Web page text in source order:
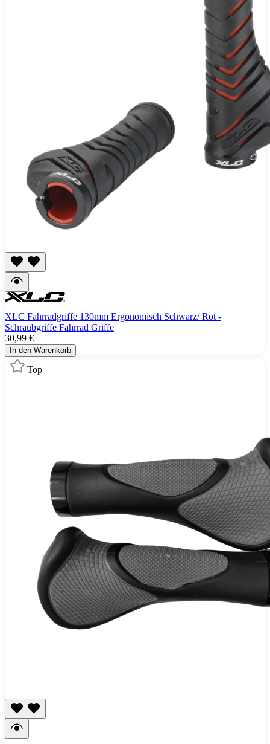
XLC Fahrradgriffe 130mm Ergonomisch Schwarz/ Rot -
Schraubgriffe Fahrrad Griffe
30,99 €
In den Warenkorb
Top